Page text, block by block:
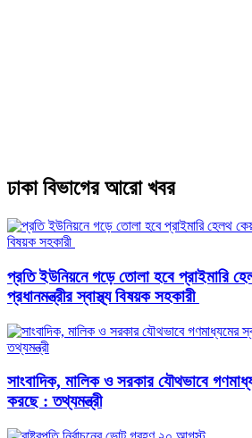
ঢাকা বিভাগের আরো খবর
প্রতি ইউনিয়নে গড়ে তোলা হবে প্রাইমারি
প্রধানমন্ত্রীর স্বাস্থ্য বিষয়ক সহকারী
সাংবাদিক, মালিক ও সরকার যৌথভাবে
করছে : তথ্যমন্ত্রী